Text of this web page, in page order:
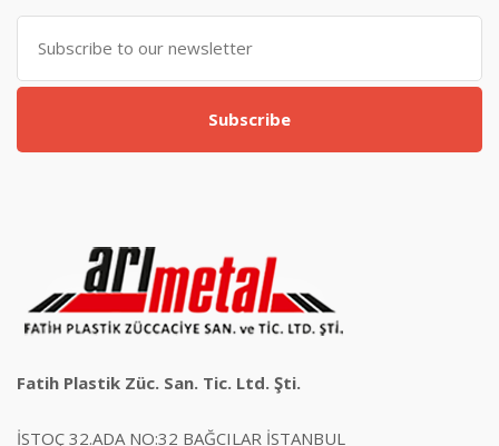
Subscribe
Fatih Plastik Züc. San. Tic. Ltd. Şti.
İSTOÇ 32.ADA NO:32 BAĞCILAR İSTANBUL